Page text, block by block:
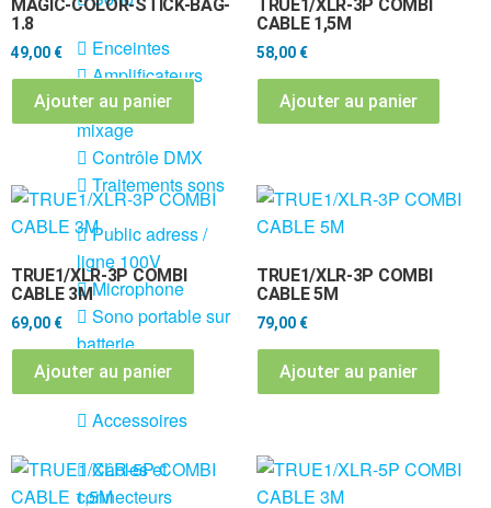
Enceintes
Amplificateurs
Console de
mixage
Contrôle DMX
Traitements sons
Public adress /
ligne 100V
Microphone
Sono portable sur
batterie
Espace DJ
Accessoires
Câbles et
connecteurs
MAGIC-COLOR-STICK-BAG-
1.8
49,00 €
Ajouter au panier
TRUE1/XLR-3P COMBI
CABLE 1,5M
58,00 €
Ajouter au panier
TRUE1/XLR-3P COMBI
CABLE 3M
69,00 €
Ajouter au panier
TRUE1/XLR-3P COMBI
CABLE 5M
79,00 €
Ajouter au panier